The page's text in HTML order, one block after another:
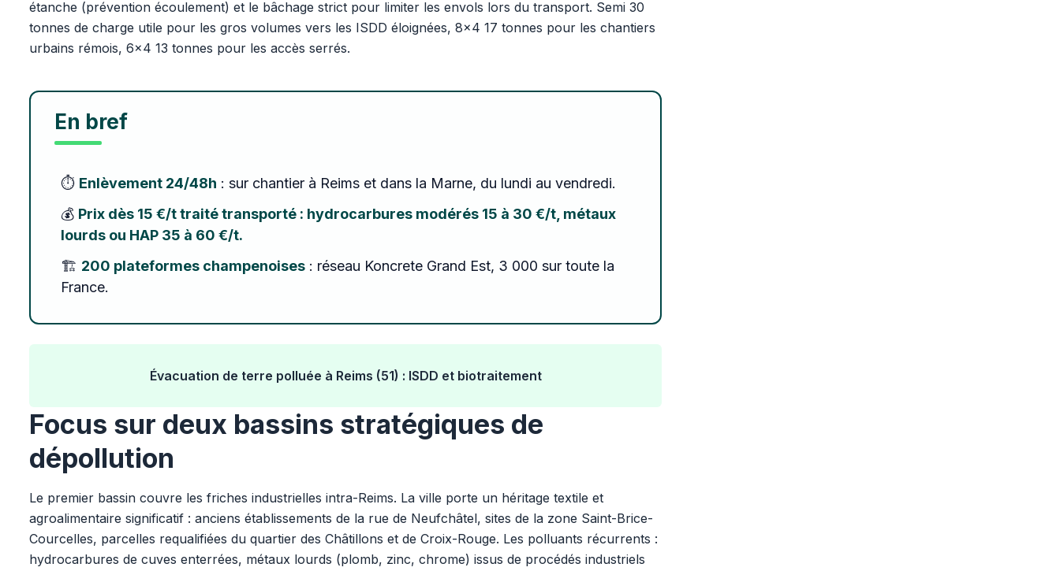
étanche (prévention écoulement) et le bâchage strict pour limiter les envols lors du transport. Semi 30
tonnes de charge utile pour les gros volumes vers les ISDD éloignées, 8x4 17 tonnes pour les chantiers
urbains rémois, 6x4 13 tonnes pour les accès serrés.
En bref
⏱️ Enlèvement 24/48h : sur chantier à Reims et dans la Marne, du lundi au vendredi.
💰 Prix dès 15 €/t traité transporté : hydrocarbures modérés 15 à 30 €/t, métaux
lourds ou HAP 35 à 60 €/t.
🏗️ 200 plateformes champenoises : réseau Koncrete Grand Est, 3 000 sur toute la
France.
Évacuation de terre polluée à Reims (51) : ISDD et biotraitement
Focus sur deux bassins stratégiques de
dépollution
Le premier bassin couvre les friches industrielles intra-Reims. La ville porte un héritage textile et
agroalimentaire significatif : anciens établissements de la rue de Neufchâtel, sites de la zone Saint-Brice-
Courcelles, parcelles requalifiées du quartier des Châtillons et de Croix-Rouge. Les polluants récurrents :
hydrocarbures de cuves enterrées, métaux lourds (plomb, zinc, chrome) issus de procédés industriels